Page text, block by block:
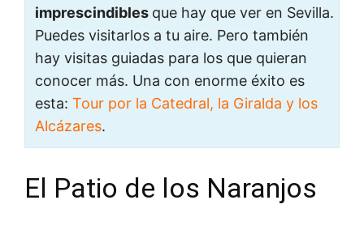
imprescindibles que hay que ver en Sevilla.
Puedes visitarlos a tu aire. Pero también
hay visitas guiadas para los que quieran
conocer más. Una con enorme éxito es
esta: Tour por la Catedral, la Giralda y los
Alcázares.
El Patio de los Naranjos